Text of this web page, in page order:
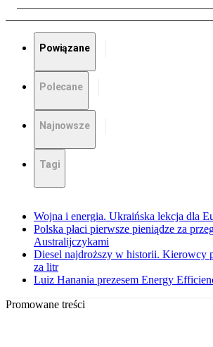
Powiązane
Polecane
Najnowsze
Tagi
Wojna i energia. Ukraińska lekcja dla
Polska płaci pierwsze pieniądze za
Australijczykami
Diesel najdroższy w historii. Kierowcy
za litr
Luiz Hanania prezesem Energy
Promowane treści